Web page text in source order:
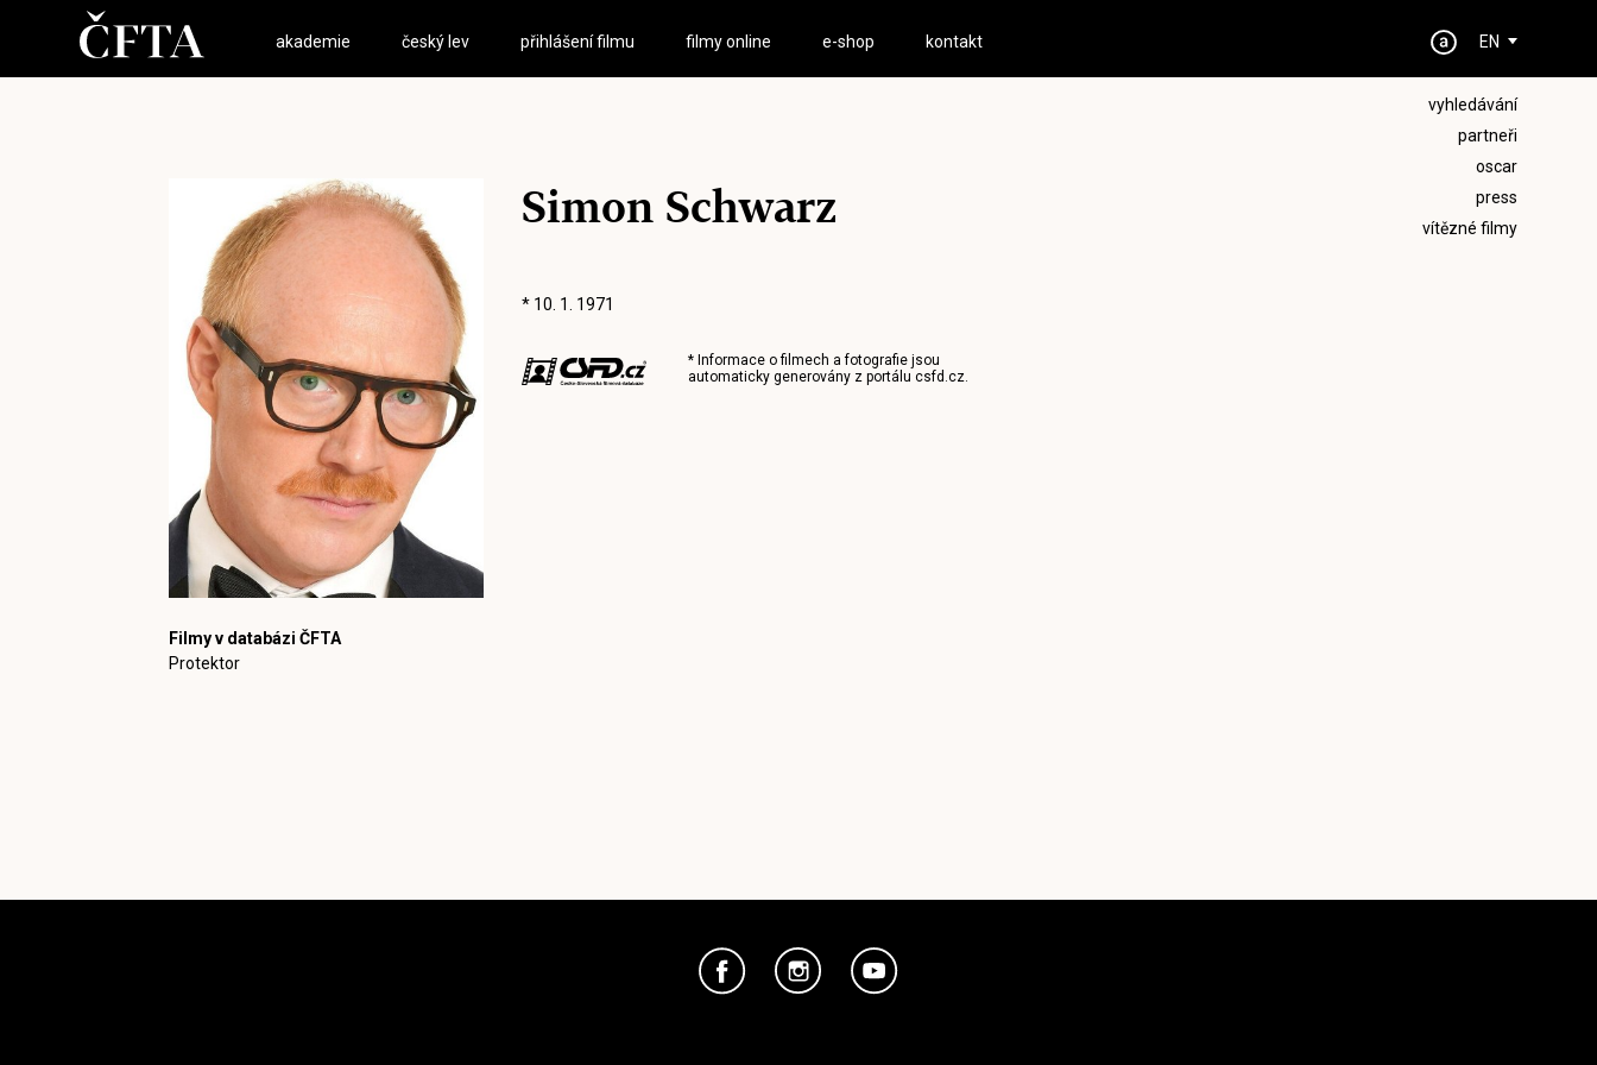
akademie český lev přihlášení filmu filmy online e-shop kontakt EN
vyhledávání
partneři
oscar
press
vítězné filmy
Filmy v databázi ČFTA
Protektor
Simon Schwarz
* 10. 1. 1971
* Informace o filmech a fotografie jsou
automaticky generovány z portálu csfd.cz.